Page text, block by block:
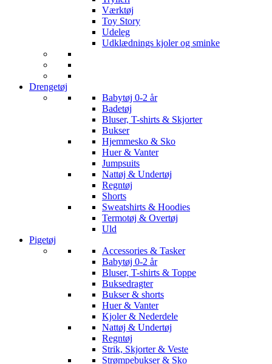
Værktøj
Toy Story
Udeleg
Udklædnings kjoler og sminke
Drengetøj
Babytøj 0-2 år
Badetøj
Bluser, T-shirts & Skjorter
Bukser
Hjemmesko & Sko
Huer & Vanter
Jumpsuits
Nattøj & Undertøj
Regntøj
Shorts
Sweatshirts & Hoodies
Termotøj & Overtøj
Uld
Pigetøj
Accessories & Tasker
Babytøj 0-2 år
Bluser, T-shirts & Toppe
Buksedragter
Bukser & shorts
Huer & Vanter
Kjoler & Nederdele
Nattøj & Undertøj
Regntøj
Strik, Skjorter & Veste
Strømpebukser & Sko